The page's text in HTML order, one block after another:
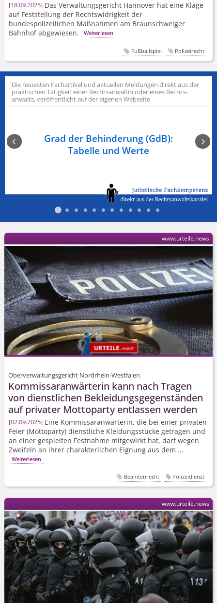
18.09.2025 Das Verwaltungsgericht Hannover hat eine Klage
auf Feststellung der Rechtswidrigkeit der
bundespolizeilichen Maßnahmen am Braunschweiger
Bahnhof abgewiesen.
Weiterlesen
Fußballspiel Polizeirecht
Die neuesten Fachartikel und aktuellen Meldungen direkt aus der
praktischen Tätigkeit einer Rechts­anwältin oder eines Rechts­
anwalts, veröffentlicht auf der eigenen Webseite
am
Grad der Behinderung (GdB):
Tabelle und Werte
Oberverwaltungsgericht Nordrhein-Westfalen
Kommissaranwärterin kann nach Tragen
von dienstlichen Bekleidungs­gegenständen
auf privater Mottoparty entlassen werden
02.09.2025 Eine Kommissaranwärterin, die bei einer privaten
Feier (Mottoparty) dienstliche Kleidungsstücke getragen und
an einer gespielten Festnahme mitgewirkt hat, darf wegen
Zweifeln an ihrer charakterlichen Eignung aus dem ...
Weiterlesen
www.urteile.news
Beamtenrecht Polizeidienst
www.urteile.news